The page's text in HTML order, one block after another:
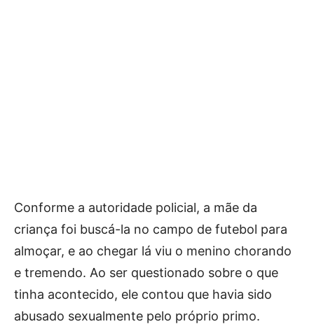
Conforme a autoridade policial, a mãe da
criança foi buscá-la no campo de futebol para
almoçar, e ao chegar lá viu o menino chorando
e tremendo. Ao ser questionado sobre o que
tinha acontecido, ele contou que havia sido
abusado sexualmente pelo próprio primo.